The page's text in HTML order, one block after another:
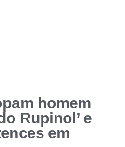
homem
Rupinol’ e
em